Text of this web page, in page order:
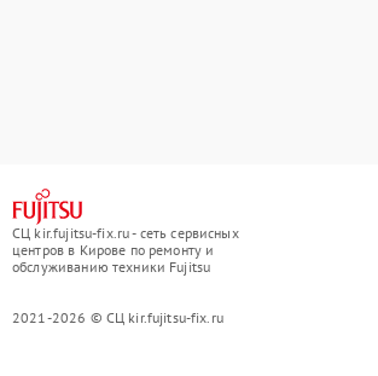
СЦ kir.fujitsu-fix.ru - сеть сервисных
центров в Кирове по ремонту и
обслуживанию техники Fujitsu
2021-2026 © СЦ kir.fujitsu-fix.ru